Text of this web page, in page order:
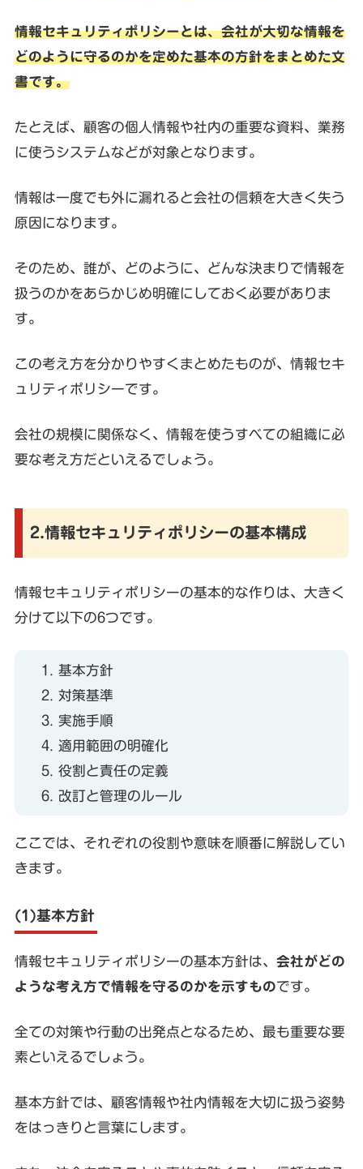
情報セキュリティポリシーとは、会社が大切な情報を
どのように守るのかを定めた基本の方針をまとめた文
書です。
たとえば、顧客の個人情報や社内の重要な資料、業務
に使うシステムなどが対象となります。
情報は一度でも外に漏れると会社の信頼を大きく失う
原因になります。
そのため、誰が、どのように、どんな決まりで情報を
扱うのかをあらかじめ明確にしておく必要がありま
す。
この考え方を分かりやすくまとめたものが、情報セキ
ュリティポリシーです。
会社の規模に関係なく、情報を使うすべての組織に必
要な考え方だといえるでしょう。
2.情報セキュリティポリシーの基本構成
情報セキュリティポリシーの基本的な作りは、大きく
分けて以下の6つです。
基本方針
対策基準
実施手順
適用範囲の明確化
役割と責任の定義
改訂と管理のルール
ここでは、それぞれの役割や意味を順番に解説してい
きます。
(1)基本方針
情報セキュリティポリシーの基本方針は、 会社がどの
ような考え方で情報を守るのかを示すものです。
全ての対策や行動の出発点となるため、最も重要な要
素といえるでしょう。
基本方針では、顧客情報や社内情報を大切に扱う姿勢
をはっきりと言葉にします。